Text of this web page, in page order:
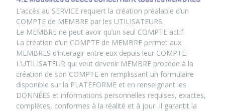
L’accès au SERVICE requiert la création préalable d’un
COMPTE de MEMBRE par les UTILISATEURS.
Le MEMBRE ne peut avoir qu’un seul COMPTE actif.
La création d’un COMPTE de MEMBRE permet aux
MEMBRES d’interagir entre eux depuis leur COMPTE.
L’UTILISATEUR qui veut devenir MEMBRE procède à la
création de son COMPTE en remplissant un formulaire
disponible sur la PLATEFORME et en renseignant les
DONNÉES et informations personnelles requises, exactes,
complètes, conformes à la réalité et à jour. Il garantit la